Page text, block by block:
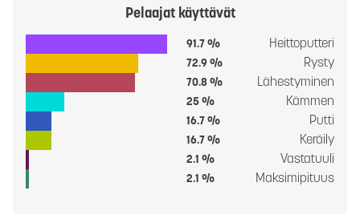
Pelaajat käyttävät
91.7 % Heittoputteri
72.9 % Rysty
70.8 % Lähestyminen
25 % Kämmen
16.7 % Putti
16.7 % Keräily
2.1 % Vastatuuli
2.1 % Maksimipituus